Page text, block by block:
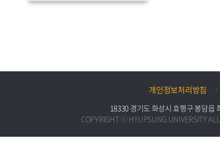
개인정보처리방침
18330 경기도 화성시 효행구 봉담읍
COPYRIGHT ⓒ HYUPSUNG UNIVERSITY